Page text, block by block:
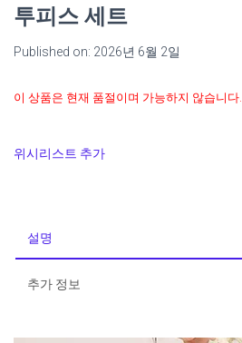
투피스 세트
Published on: 2026년 6월 2일
이 상품은 현재 품절이며 가능하지 않습니다.
위시리스트 추가
설명
추가 정보